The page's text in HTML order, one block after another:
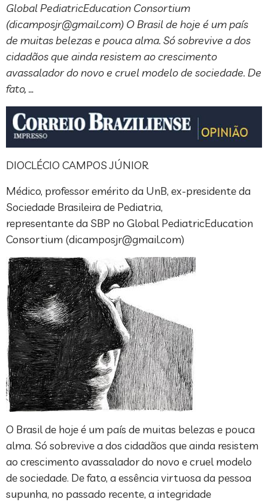
Global PediatricEducation Consortium
(dicamposjr@gmail.com) O Brasil de hoje é um país
de muitas belezas e pouca alma. Só sobrevive a dos
cidadãos que ainda resistem ao crescimento
avassalador do novo e cruel modelo de sociedade. De
fato, …
DIOCLÉCIO CAMPOS JÚNIOR
Médico, professor emérito da UnB, ex-presidente da
Sociedade Brasileira de Pediatria,
representante da SBP no Global PediatricEducation
Consortium (dicamposjr@gmail.com)
O Brasil de hoje é um país de muitas belezas e pouca
alma. Só sobrevive a dos cidadãos que ainda resistem
ao crescimento avassalador do novo e cruel modelo
de sociedade. De fato, a essência virtuosa da pessoa
supunha, no passado recente, a integridade